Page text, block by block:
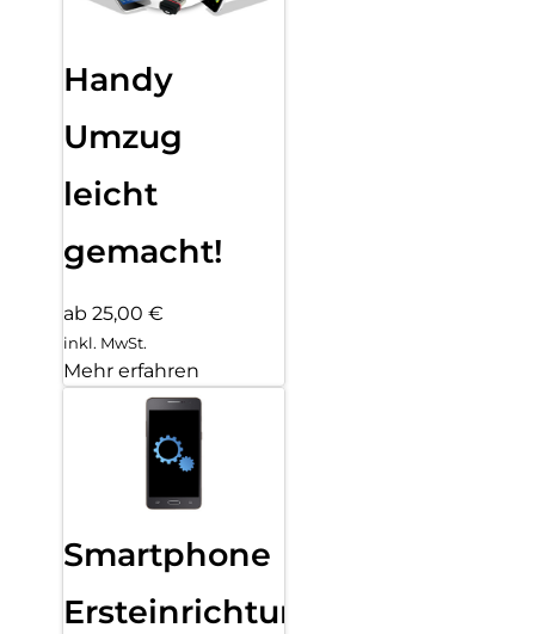
Handy
Umzug
leicht
gemacht!
ab 25,00 €
inkl. MwSt.
Mehr erfahren
Smartphone
Ersteinrichtung